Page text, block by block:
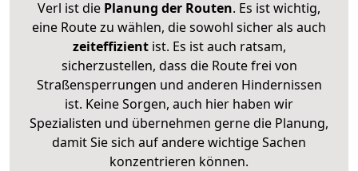
Verl ist die Planung der Routen. Es ist wichtig,
eine Route zu wählen, die sowohl sicher als auch
zeiteffizientist. Es ist auch ratsam,
sicherzustellen, dass die Route frei von
Straßensperrungen und anderen Hindernissen
ist. Keine Sorgen, auch hier haben wir
Spezialisten und übernehmen gerne die Planung,
damit Sie sich auf andere wichtige Sachen
konzentrieren können.